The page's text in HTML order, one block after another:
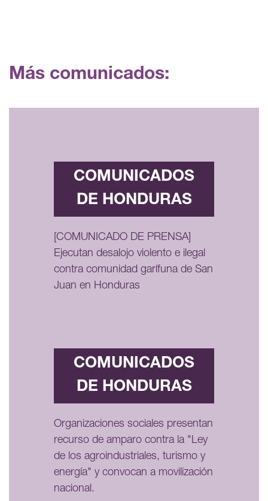
Más comunicados:
COMUNICADOS
DE HONDURAS
[COMUNICADO DE PRENSA]
Ejecutan desalojo violento e ilegal
contra comunidad garífuna de San
Juan en Honduras
COMUNICADOS
DE HONDURAS
Organizaciones sociales presentan
recurso de amparo contra la "Ley
de los agroindustriales, turismo y
energía" y convocan a movilización
nacional.